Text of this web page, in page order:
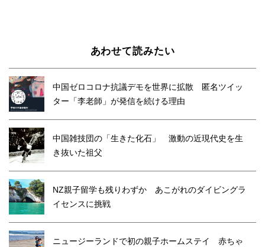
あわせて読みたい
中国ゼロコロナ抗議デモを世界に拡散 匿名ツイッ
ター「李老師」が発信を続ける理由
中国雑技団の「生きた化石」 激動の近現代史を生
き抜いた祖父
NZ親子留学も残りわずか あこがれのダイビングラ
イセンスに挑戦
ニュージーランドで初の親子ホームステイ 赤ちゃ